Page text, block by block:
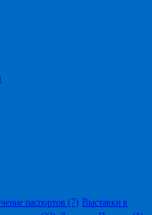
паспортов (7) Выставки в